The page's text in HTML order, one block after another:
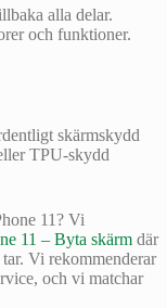
alla delar.
och funktioner.
skärmskydd
TPU-skydd
11? Vi
11 – Byta skärm där
Vi rekommenderar
och vi matchar